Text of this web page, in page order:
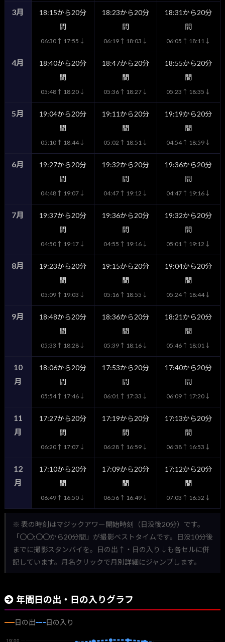
3月
18:15から20分
間
06:30↑ 17:55↓
18:23から20分
間
06:19↑ 18:03↓
18:31から20分
間
06:05↑ 18:11↓
4月
18:40から20分
間
05:48↑ 18:20↓
18:47から20分
間
05:36↑ 18:27↓
18:55から20分
間
05:23↑ 18:35↓
5月
19:04から20分
間
05:10↑ 18:44↓
19:11から20分
間
05:02↑ 18:51↓
19:19から20分
間
04:54↑ 18:59↓
6月
19:27から20分
間
04:48↑ 19:07↓
19:32から20分
間
04:47↑ 19:12↓
19:36から20分
間
04:47↑ 19:16↓
7月
19:37から20分
間
04:50↑ 19:17↓
19:36から20分
間
04:55↑ 19:16↓
19:32から20分
間
05:01↑ 19:12↓
8月
19:23から20分
間
05:09↑ 19:03↓
19:15から20分
間
05:16↑ 18:55↓
19:04から20分
間
05:24↑ 18:44↓
9月
18:48から20分
間
05:33↑ 18:28↓
18:36から20分
間
05:39↑ 18:16↓
18:21から20分
間
05:46↑ 18:01↓
10
月
18:06から20分
間
05:54↑ 17:46↓
17:53から20分
間
06:01↑ 17:33↓
17:40から20分
間
06:09↑ 17:20↓
11
月
17:27から20分
間
06:20↑ 17:07↓
17:19から20分
間
06:28↑ 16:59↓
17:13から20分
間
06:38↑ 16:53↓
12
月
17:10から20分
間
06:49↑ 16:50↓
17:09から20分
間
06:56↑ 16:49↓
17:12から20分
間
07:03↑ 16:52↓
※ 表の時刻はマジックアワー開始時刻（日没後20分）です。
「〇〇:〇〇から20分間」が撮影ベストタイムです。日没10分後
までに撮影スタンバイを。日の出↑・日の入り↓も各セルに併
記しています。月名クリックで月別詳細にジャンプします。
年間日の出・日の入りグラフ
日の出 日の入り